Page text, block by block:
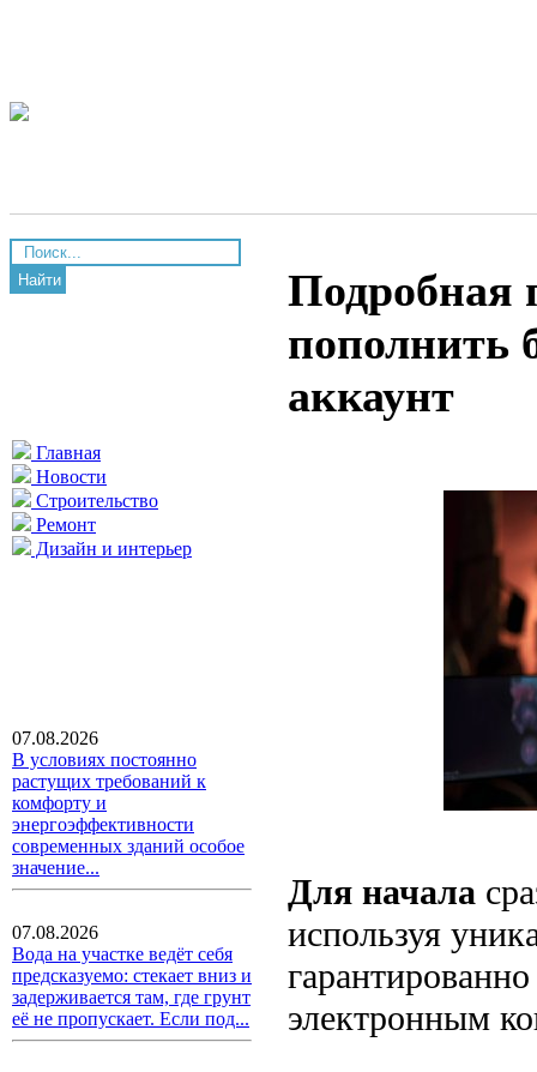
Найти
Главная
Новости
Строительство
Ремонт
Дизайн и интерьер
07.08.2026
В условиях постоянно
растущих требований к
комфорту и
энергоэффективности
современных зданий особое
значение...
07.08.2026
Вода на участке ведёт себя
предсказуемо: стекает вниз и
задерживается там, где грунт
её не пропускает. Если под...
Подробная
пополнить
аккаунт
Для начала
используя
электронным